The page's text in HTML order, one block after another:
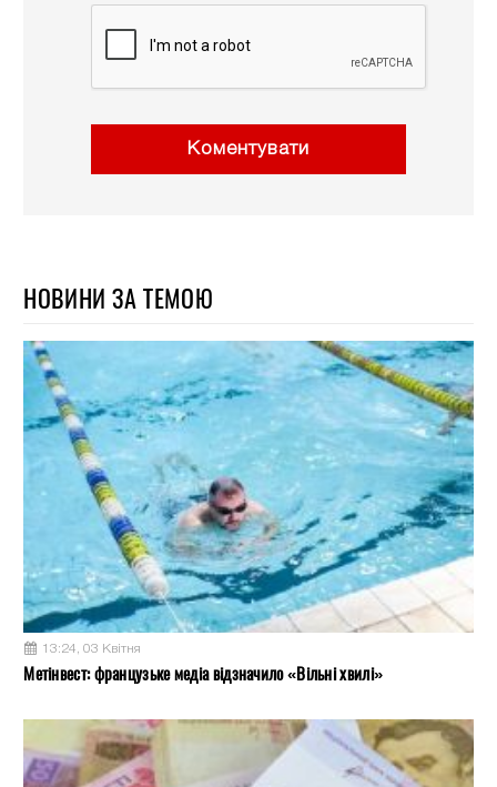
Коментувати
НОВИНИ ЗА ТЕМОЮ
13:24, 03 Квітня
Метінвест: французьке медіа відзначило «Вільні хвилі»